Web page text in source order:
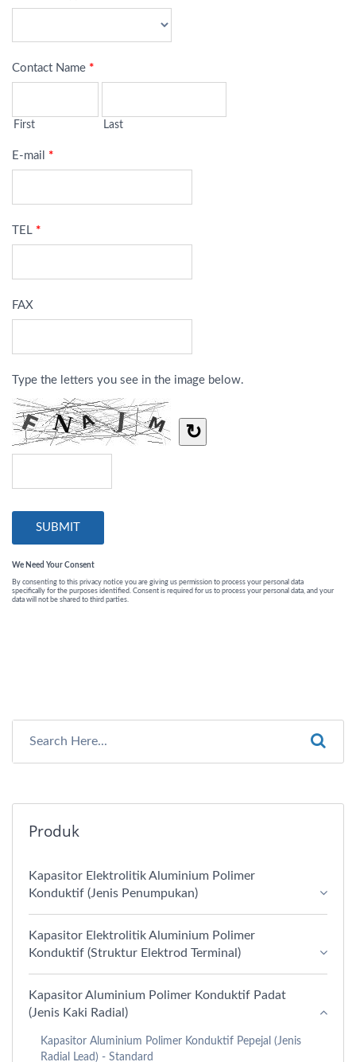
Produk
Kapasitor Elektrolitik Aluminium Polimer
Konduktif (Jenis Penumpukan)
Kapasitor Elektrolitik Aluminium Polimer
Konduktif (Struktur Elektrod Terminal)
Kapasitor Aluminium Polimer Konduktif Padat
(Jenis Kaki Radial)
Kapasitor Aluminium Polimer Konduktif Pepejal (Jenis
Radial Lead) - Standard